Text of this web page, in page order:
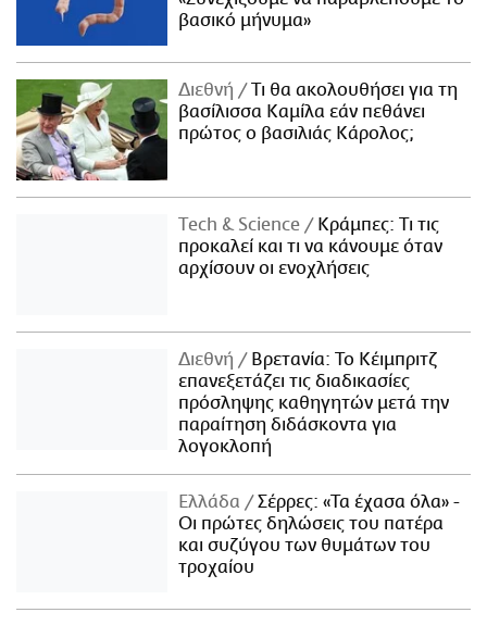
βασικό μήνυμα»
Διεθνή
Τι θα ακολουθήσει για τη
βασίλισσα Καμίλα εάν πεθάνει
πρώτος ο βασιλιάς Κάρολος;
Τech & Science
Κράμπες: Τι τις
προκαλεί και τι να κάνουμε όταν
αρχίσουν οι ενοχλήσεις
Διεθνή
Βρετανία: Το Κέιμπριτζ
επανεξετάζει τις διαδικασίες
πρόσληψης καθηγητών μετά την
παραίτηση διδάσκοντα για
λογοκλοπή
Ελλάδα
Σέρρες: «Τα έχασα όλα» -
Οι πρώτες δηλώσεις του πατέρα
και συζύγου των θυμάτων του
τροχαίου